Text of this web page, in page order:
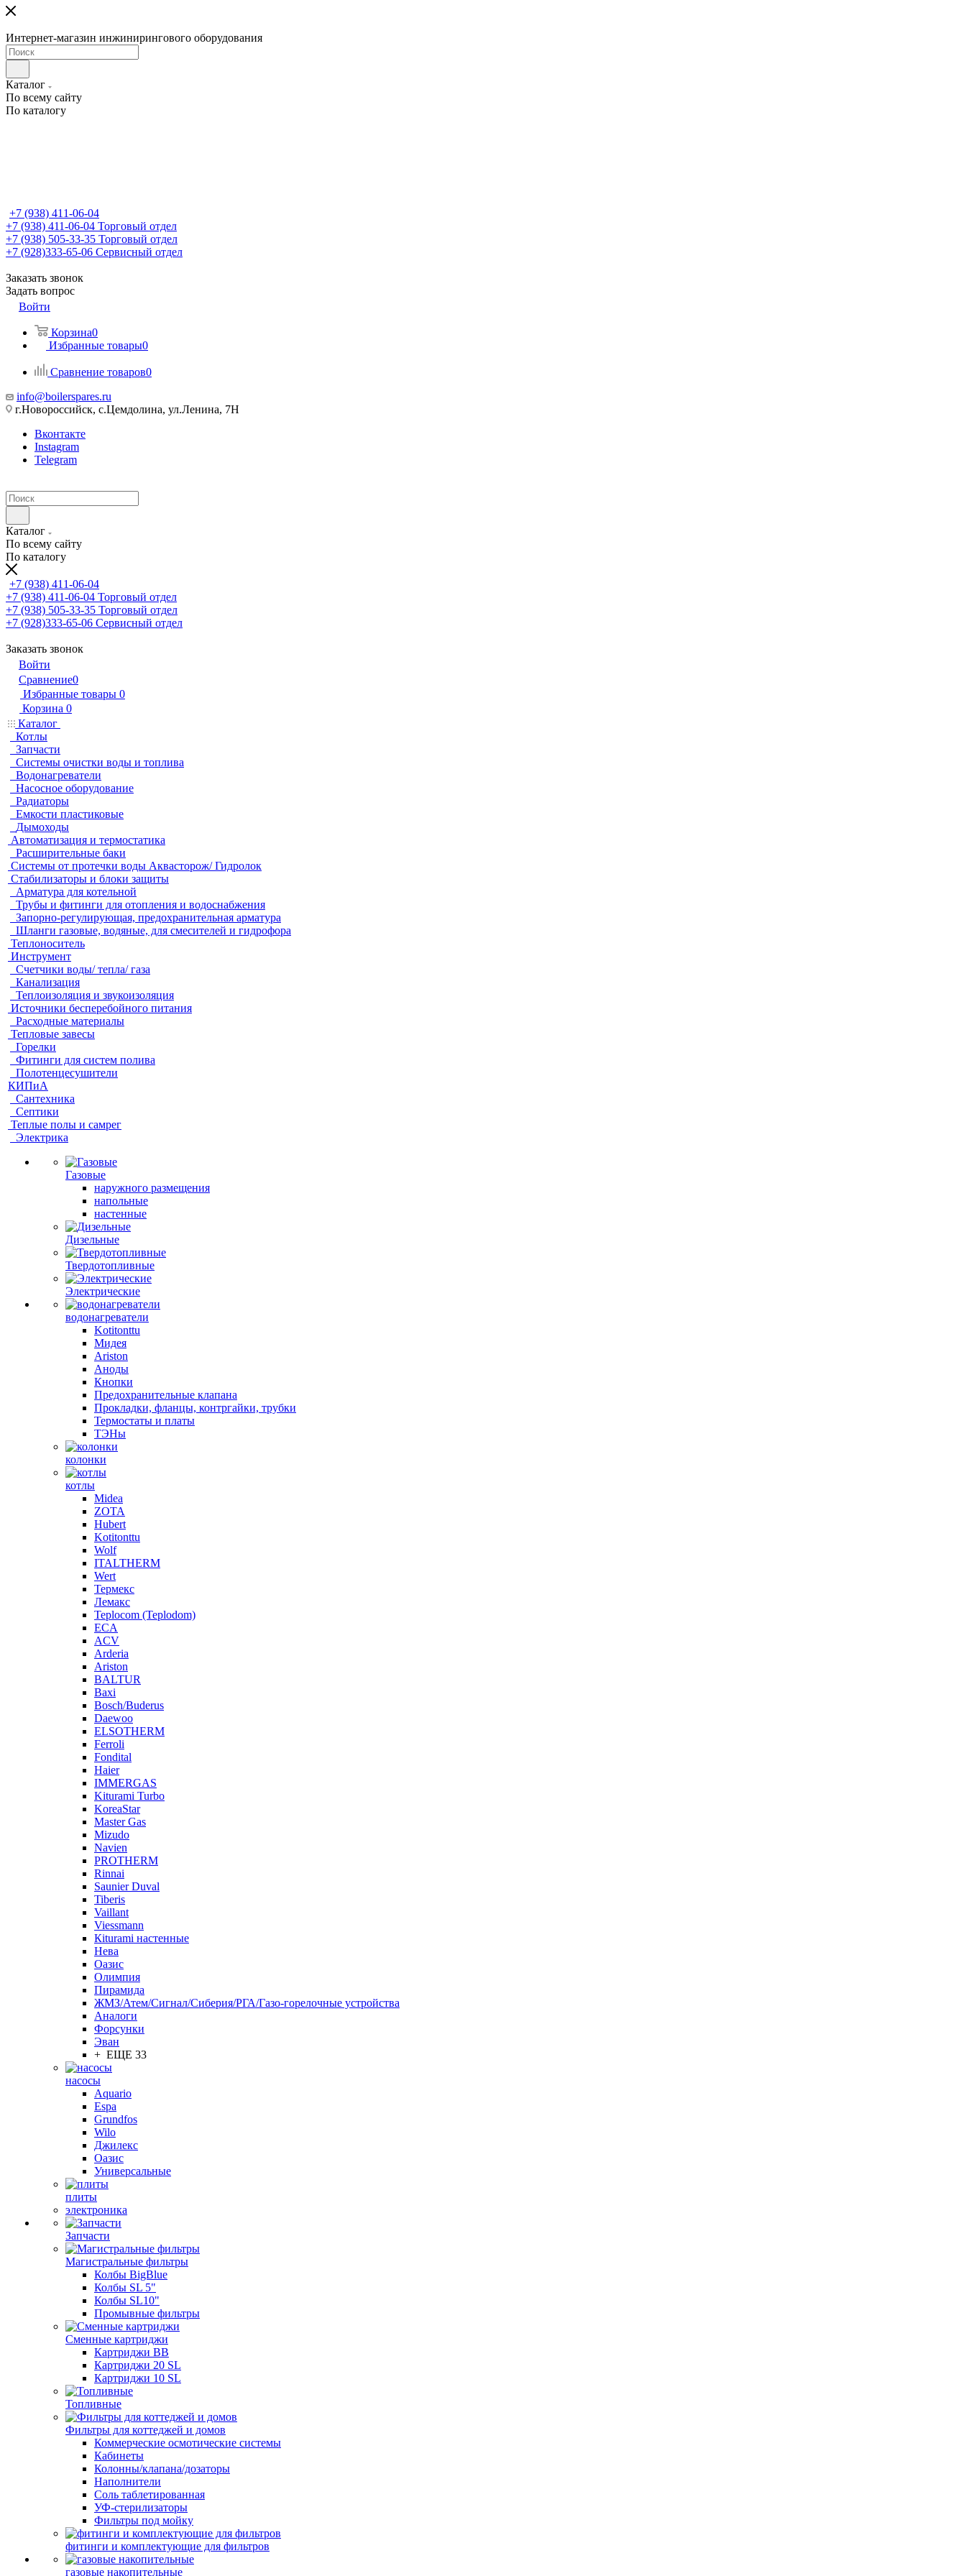
Интернет-магазин инжинирингового оборудования
Каталог
По всему сайту
По каталогу
+7 (938) 411-06-04
+7 (938) 411-06-04 Торговый отдел
+7 (938) 505-33-35 Торговый отдел
+7 (928)333-65-06 Сервисный отдел
Заказать звонок
Задать вопрос
Войти
Корзина0
Избранные товары0
Сравнение товаров0
info@boilerspares.ru
г.Новороссийск, с.Цемдолина, ул.Ленина, 7Н
Вконтакте
Instagram
Telegram
Каталог
По всему сайту
По каталогу
+7 (938) 411-06-04
+7 (938) 411-06-04 Торговый отдел
+7 (938) 505-33-35 Торговый отдел
+7 (928)333-65-06 Сервисный отдел
Заказать звонок
Войти
Сравнение0
Избранные товары 0
Корзина 0
Каталог
Котлы
Запчасти
Системы очистки воды и топлива
Водонагреватели
Насосное оборудование
Радиаторы
Емкости пластиковые
Дымоходы
Автоматизация и термостатика
Расширительные баки
Системы от протечки воды Аквасторож/ Гидролок
Стабилизаторы и блоки защиты
Арматура для котельной
Трубы и фитинги для отопления и водоснабжения
Запорно-регулирующая, предохранительная арматура
Шланги газовые, водяные, для смесителей и гидрофора
Теплоноситель
Инструмент
Счетчики воды/ тепла/ газа
Канализация
Теплоизоляция и звукоизоляция
Источники бесперебойного питания
Расходные материалы
Тепловые завесы
Горелки
Фитинги для систем полива
Полотенцесушители
КИПиА
Сантехника
Септики
Теплые полы и самрег
Электрика
Газовые
наружного размещения
напольные
настенные
Дизельные
Твердотопливные
Электрические
водонагреватели
Kotitonttu
Мидея
Ariston
Аноды
Кнопки
Предохранительные клапана
Прокладки, фланцы, контргайки, трубки
Термостаты и платы
ТЭНы
колонки
котлы
Midea
ZOTA
Hubert
Kotitonttu
Wolf
ITALTHERM
Wert
Термекс
Лемакс
Teplocom (Teplodom)
ECA
ACV
Arderia
Ariston
BALTUR
Baxi
Bosch/Buderus
Daewoo
ELSOTHERM
Ferroli
Fondital
Haier
IMMERGAS
Kiturami Turbo
KoreaStar
Master Gas
Mizudo
Navien
PROTHERM
Rinnai
Saunier Duval
Tiberis
Vaillant
Viessmann
Кiturami настенные
Нева
Оазис
Олимпия
Пирамида
ЖМЗ/Атем/Сигнал/Сиберия/РГА/Газо-горелочные устройства
Aналоги
Форсунки
Эван
+ ЕЩЕ 33
насосы
Aquario
Espa
Grundfos
Wilo
Джилекс
Оазис
Универсальные
плиты
электроника
Запчасти
Магистральные фильтры
Колбы BigBlue
Колбы SL 5"
Колбы SL10"
Промывные фильтры
Сменные картриджи
Картриджи BB
Картриджи 20 SL
Картриджи 10 SL
Топливные
Фильтры для коттеджей и домов
Коммерческие осмотические системы
Кабинеты
Колонны/клапана/дозаторы
Наполнители
Соль таблетированная
УФ-стерилизаторы
Фильтры под мойку
фитинги и комплектующие для фильтров
газовые накопительные